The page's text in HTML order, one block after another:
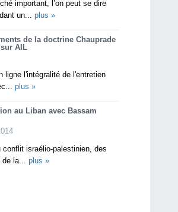
important, l’on peut se dire
un... plus »
de la doctrine Chauprade
AIL
ligne l'intégralité de l'entretien
plus »
au Liban avec Bassam
israélio-palestinien, des
de la... plus »